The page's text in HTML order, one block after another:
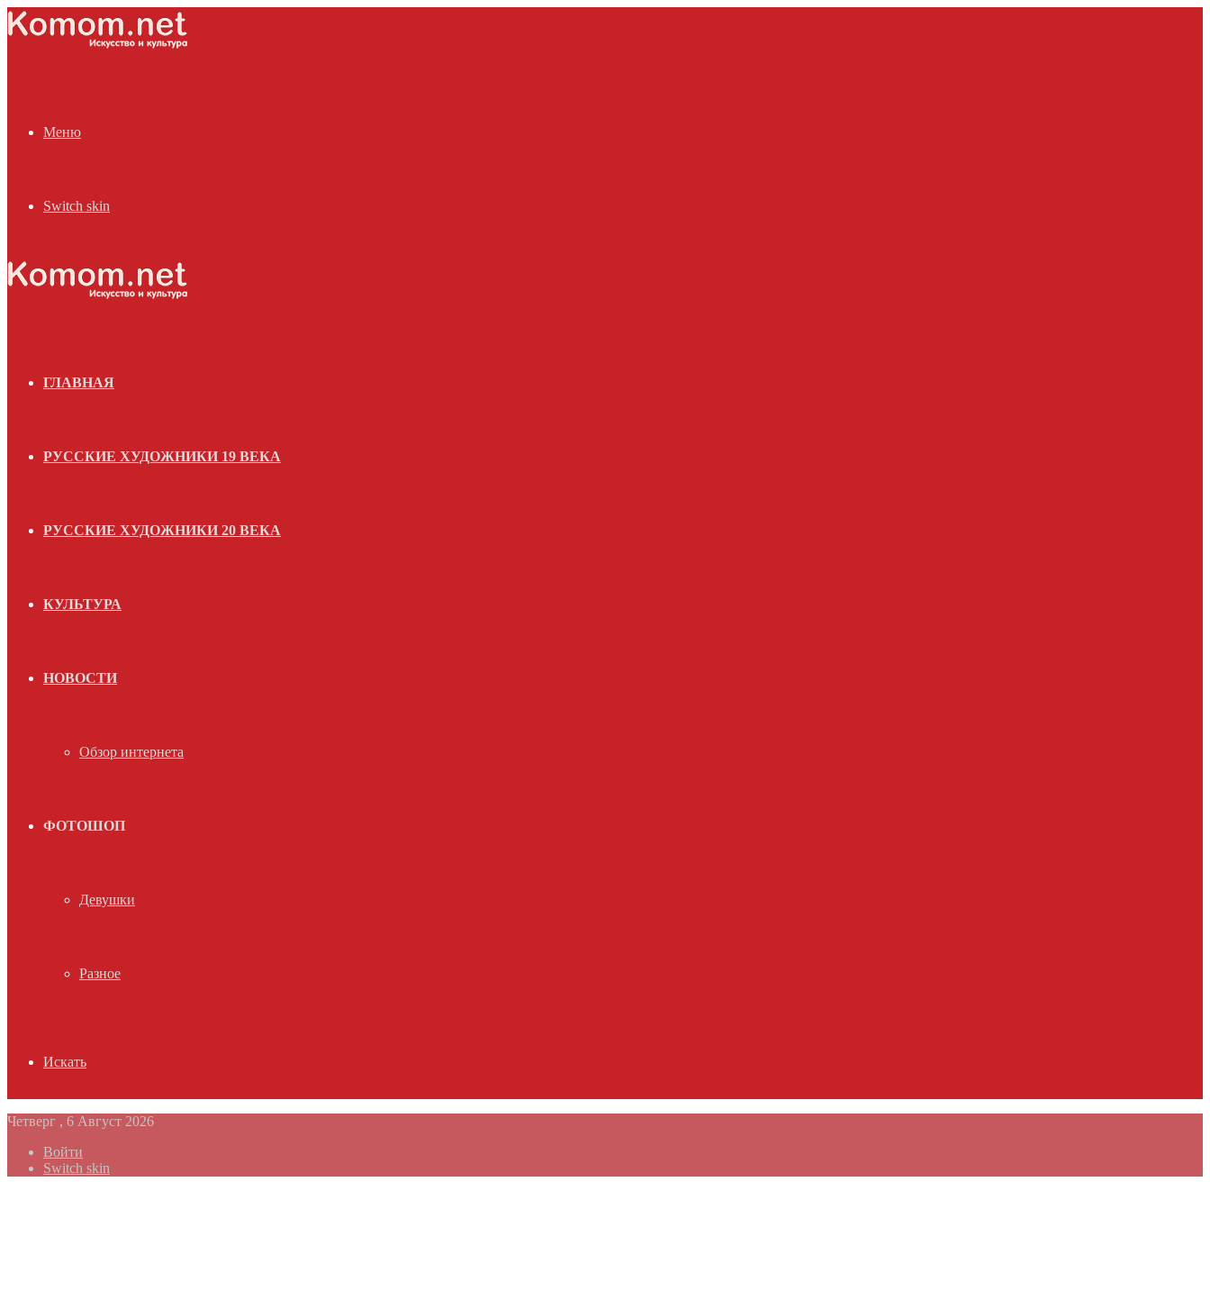
Меню
Switch skin
ГЛАВНАЯ
РУССКИЕ ХУДОЖНИКИ 19 ВЕКА
РУССКИЕ ХУДОЖНИКИ 20 ВЕКА
КУЛЬТУРА
НОВОСТИ
Обзор интернета
ФОТОШОП
Девушки
Разное
Искать
Четверг , 6 Август 2026
Войти
Switch skin